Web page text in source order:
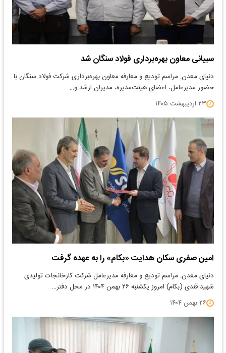
سبیانی معاون بهره‌برداری فولاد سنگان شد
دنیای معدن: مراسم تودیع و معارفه معاون بهره‌برداری شرکت فولاد سنگان با
حضور مدیرعامل، اعضای هیئت‌مدیره، مدیران ارشد و…
۲۳ اردیبهشت ۱۴۰۵
امین صفری سکان هدایت «بکام» را به عهده گرفت
دنیای معدن: مراسم تودیع و معارفه مدیرعامل شرکت کارخانجات تولیدی
شهید قندی (بکام) امروز یکشنبه ۲۶ بهمن ۱۴۰۴ در محل دفتر…
۲۶ بهمن ۱۴۰۴